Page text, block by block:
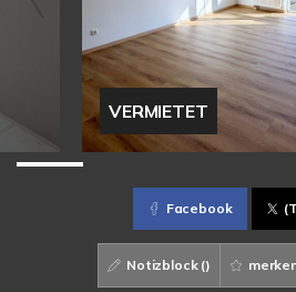
VERMIETET
Facebook
Notizblock ()